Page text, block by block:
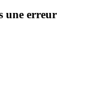
une erreur